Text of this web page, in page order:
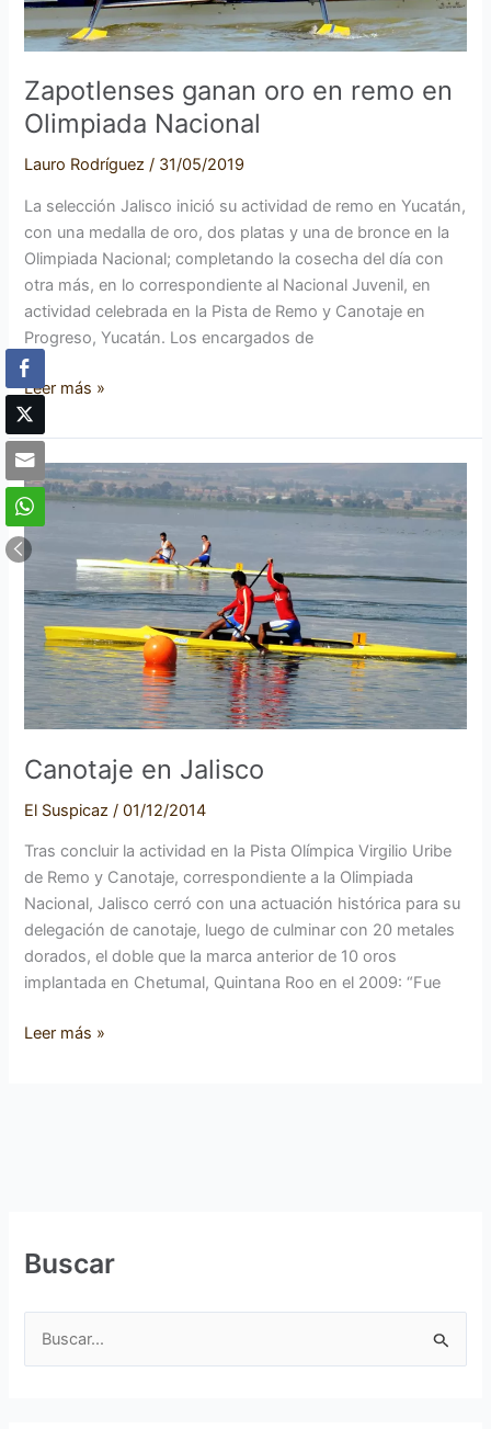
Zapotlenses ganan oro en remo en
Olimpiada Nacional
Lauro Rodríguez/ 31/05/2019
La selección Jalisco inició su actividad de remo en Yucatán,
con una medalla de oro, dos platas y una de bronce en la
Olimpiada Nacional; completando la cosecha del día con
otra más, en lo correspondiente al Nacional Juvenil, en
actividad celebrada en la Pista de Remo y Canotaje en
Progreso, Yucatán. Los encargados de
Nacional
Leer más »
Canotaje en Jalisco
El Suspicaz/01/12/2014
Tras concluir la actividad en la Pista Olímpica Virgilio Uribe
de Remo y Canotaje, correspondiente a la Olimpiada
Nacional, Jalisco cerró con una actuación histórica para su
delegación de canotaje, luego de culminar con 20 metales
dorados, el doble que la marca anterior de 10 oros
implantada en Chetumal, Quintana Roo en el 2009: “Fue
Canotaje
en
Jalisco
Leer más »
Buscar